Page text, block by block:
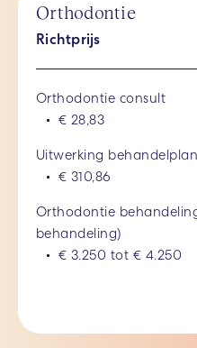
Orthodontie
Richtprijs
Orthodontie consult
€ 28,83
Uitwerking
€ 310,86
Orthodontie
behandeling)
€ 3.250 tot € 4.250